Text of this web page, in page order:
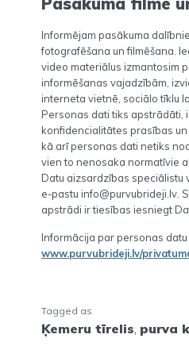
Informējam pasākuma
fotografēšana un filmēšana.
video materiālus izmantosim
informēšanas vajadzībām,
interneta vietnē, sociālo tīklu
Personas dati tiks apstrādāti,
konfidencialitātes prasības un
kā arī personas dati netiks
vien to nenosaka normatīvie
Datu aizsardzības speciālistu
e-pastu info@purvubrideji.lv.
apstrādi ir tiesības iesniegt
Informācija par personas
www.purvubrideji.lv/
Tagged as
Ķemeru tīrelis, purva